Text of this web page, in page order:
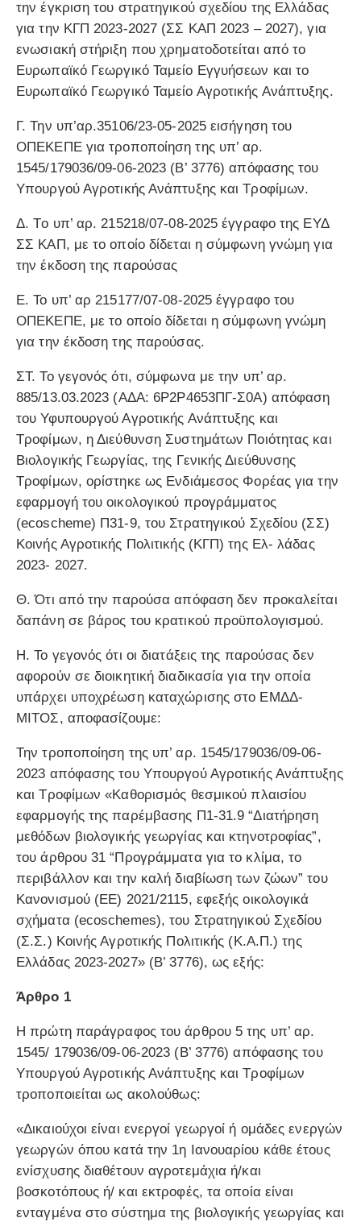
την έγκριση του στρατηγικού σχεδίου της Ελλάδας
για την ΚΓΠ 2023-2027 (ΣΣ ΚΑΠ 2023 – 2027), για
ενωσιακή στήριξη που χρηματοδοτείται από το
Ευρωπαϊκό Γεωργικό Ταμείο Εγγυήσεων και το
Ευρωπαϊκό Γεωργικό Ταμείο Αγροτικής Ανάπτυξης.
Γ. Την υπ’αρ.35106/23-05-2025 εισήγηση του
ΟΠΕΚΕΠΕ για τροποποίηση της υπ’ αρ.
1545/179036/09-06-2023 (Β’ 3776) απόφασης του
Υπουργού Αγροτικής Ανάπτυξης και Τροφίμων.
Δ. Τo υπ’ αρ. 215218/07-08-2025 έγγραφο της ΕΥΔ
ΣΣ ΚΑΠ, με το οποίο δίδεται η σύμφωνη γνώμη για
την έκδοση της παρούσας
Ε. Το υπ’ αρ 215177/07-08-2025 έγγραφο του
ΟΠΕΚΕΠΕ, με το οποίο δίδεται η σύμφωνη γνώμη
για την έκδοση της παρούσας.
ΣΤ. Το γεγονός ότι, σύμφωνα με την υπ’ αρ.
885/13.03.2023 (ΑΔΑ: 6Ρ2Ρ4653ΠΓ-Σ0Α) απόφαση
του Υφυπουργού Αγροτικής Ανάπτυξης και
Τροφίμων, η Διεύθυνση Συστημάτων Ποιότητας και
Βιολογικής Γεωργίας, της Γενικής Διεύθυνσης
Τροφίμων, ορίστηκε ως Ενδιάμεσος Φορέας για την
εφαρμογή του οικολογικού προγράμματος
(ecoscheme) Π31-9, του Στρατηγικού Σχεδίου (ΣΣ)
Κοινής Αγροτικής Πολιτικής (ΚΓΠ) της Ελ- λάδας
2023- 2027.
Θ. Ότι από την παρούσα απόφαση δεν προκαλείται
δαπάνη σε βάρος του κρατικού προϋπολογισμού.
Η. Το γεγονός ότι οι διατάξεις της παρούσας δεν
αφορούν σε διοικητική διαδικασία για την οποία
υπάρχει υποχρέωση καταχώρισης στο ΕΜΔΔ-
ΜΙΤΟΣ, αποφασίζουμε:
Την τροποποίηση της υπ’ αρ. 1545/179036/09-06-
2023 απόφασης του Υπουργού Αγροτικής Ανάπτυξης
και Τροφίμων «Καθορισμός θεσμικού πλαισίου
εφαρμογής της παρέμβασης Π1-31.9 “Διατήρηση
μεθόδων βιολογικής γεωργίας και κτηνοτροφίας”,
του άρθρου 31 “Προγράμματα για το κλίμα, το
περιβάλλον και την καλή διαβίωση των ζώων” του
Κανονισμού (ΕΕ) 2021/2115, εφεξής οικολογικά
σχήματα (ecoschemes), του Στρατηγικού Σχεδίου
(Σ.Σ.) Κοινής Αγροτικής Πολιτικής (Κ.Α.Π.) της
Ελλάδας 2023-2027» (Β’ 3776), ως εξής:
Άρθρο 1
Η πρώτη παράγραφος του άρθρου 5 της υπ’ αρ.
1545/ 179036/09-06-2023 (Β’ 3776) απόφασης του
Υπουργού Αγροτικής Ανάπτυξης και Τροφίμων
τροποποιείται ως ακολούθως:
«Δικαιούχοι είναι ενεργοί γεωργοί ή ομάδες ενεργών
γεωργών όπου κατά την 1η Ιανουαρίου κάθε έτους
ενίσχυσης διαθέτουν αγροτεμάχια ή/και
βοσκοτόπους ή/ και εκτροφές, τα οποία είναι
ενταγμένα στο σύστημα της βιολογικής γεωργίας και